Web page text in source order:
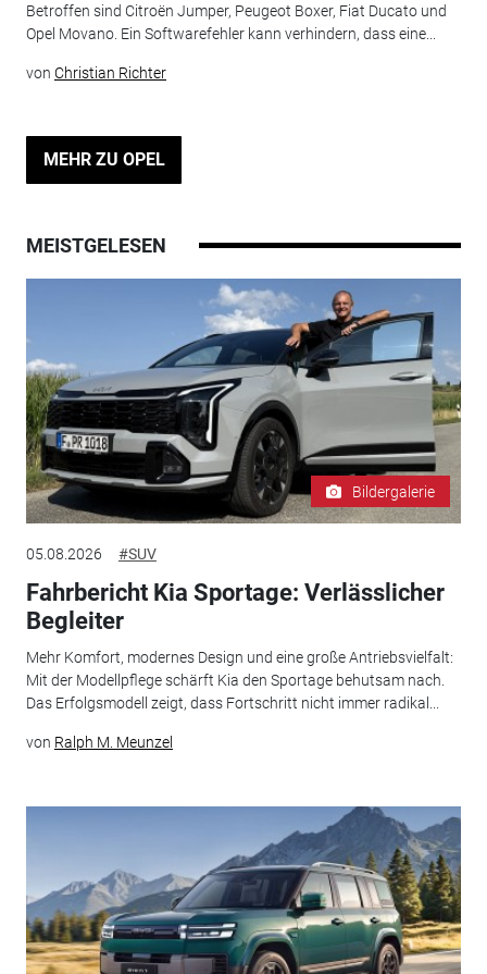
Betroffen sind Citroën Jumper, Peugeot Boxer, Fiat Ducato und
Opel Movano. Ein Softwarefehler kann verhindern, dass eine...
von Christian Richter
MEHR ZU OPEL
MEISTGELESEN
Bildergalerie
05.08.2026 #SUV
Fahrbericht Kia Sportage: Verlässlicher
Begleiter
Mehr Komfort, modernes Design und eine große Antriebsvielfalt:
Mit der Modellpflege schärft Kia den Sportage behutsam nach.
Das Erfolgsmodell zeigt, dass Fortschritt nicht immer radikal...
von Ralph M. Meunzel